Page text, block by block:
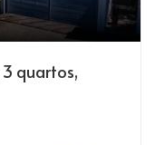
quartos,